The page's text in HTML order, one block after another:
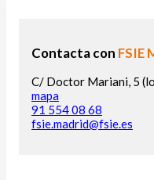
Contacta con FSIE
C/ Doctor Mariani, 5
mapa
91 554 08 68
fsie.madrid@fsie.es